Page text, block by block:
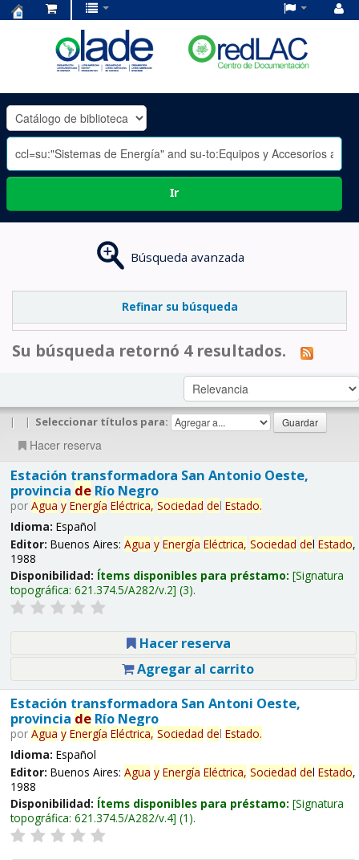
OLADE
-
Ir
Búsqueda avanzada
Refinar su búsqueda
Su búsqueda retornó 4 resultados.
| | Seleccionar títulos para:
Hacer reserva
Estación transformadora San Antonio Oeste,
provincia deRío Negro
por Agua y Energía Eléctrica, Sociedad del Estado.
Idioma: Español
Editor: Buenos Aires: Agua y Energía Eléctrica, Sociedad del Estado,
1988
Disponibilidad: Ítems disponibles para préstamo: Signatura
topográfica: 621.374.5/A282/v.2 (3).
Hacer reserva
Agregar al carrito
Estación transformadora San Antoni Oeste,
provincia deRío Negro
por Agua y Energía Eléctrica, Sociedad del Estado.
Idioma: Español
Editor: Buenos Aires: Agua y Energía Eléctrica, Sociedad del Estado,
1988
Disponibilidad: Ítems disponibles para préstamo: Signatura
topográfica: 621.374.5/A282/v.4 (1).